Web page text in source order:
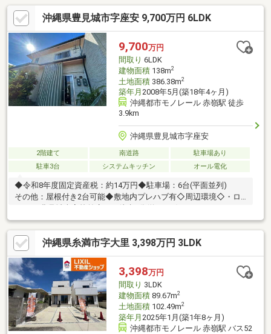
沖縄県豊見城市字座安 9,700万円 6LDK
9,700万円
間取り 6LDK
建物面積138m2
土地面積386.38m2
築年月 2008年5月(築18年4ヶ月)
沖縄都市モノレール 赤嶺駅 徒歩
3.9km
沖縄県豊見城市字座安
2階建て 南道路
駐車場あり
駐車3台
システムキッチン オール電化
◆令和8年度固定資産税：約14万円◆駐車場：6台(平面並列)
その他：屋根付き2台可能◆敷地内プレハブ有◇周辺環境◇・ロ
ーテ 豊見城店まで徒歩9分(約710m)・セブン-イレブン 豊見城伊良
波店まで徒歩11分(約860m)・ローソン 豊見城市民体育館前店まで
徒歩13分(約1020m)・豊見城・名嘉地ICまで車で18分(約1440m)
沖縄県糸満市字大里 3,398万円 3LDK
3,398万円
間取り 3LDK
建物面積89.67m2
土地面積102.49m2
築年月 2025年1月(築1年8ヶ月)
沖縄都市モノレール 赤嶺駅 バス52